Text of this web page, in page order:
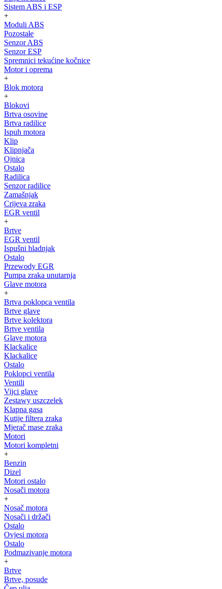
Sistem ABS i ESP
+
Moduli ABS
Pozostałe
Senzor ABS
Senzor ESP
Spremnici tekućine kočnice
Motor i oprema
+
Blok motora
+
Blokovi
Brtva osovine
Brtva radilice
Ispuh motora
Klip
Klipnjača
Ojnica
Ostalo
Radilica
Senzor radilice
Zamašnjak
Crijeva zraka
EGR ventil
+
Brtve
EGR ventil
Ispušni hladnjak
Ostalo
Przewody EGR
Pumpa zraka unutarnja
Glave motora
+
Brtva poklopca ventila
Brtve glave
Brtve kolektora
Brtve ventila
Glave motora
Klackalice
Klackalice
Ostalo
Poklopci ventila
Ventili
Vijci glave
Zestawy uszczelek
Klapna gasa
Kutije filtera zraka
Mjerač mase zraka
Motori
Motori kompletni
+
Benzin
Dizel
Motori ostalo
Nosači motora
+
Nosač motora
Nosači i držači
Ostalo
Ovjesi motora
Ostalo
Podmazivanje motora
+
Brtve
Brtve, posude